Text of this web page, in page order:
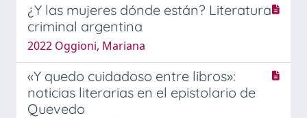
¿Y las mujeres dónde están? Literatura
criminal argentina
2022 Oggioni, Mariana
«Y quedo cuidadoso entre libros»:
noticias literarias en el epistolario de
Quevedo